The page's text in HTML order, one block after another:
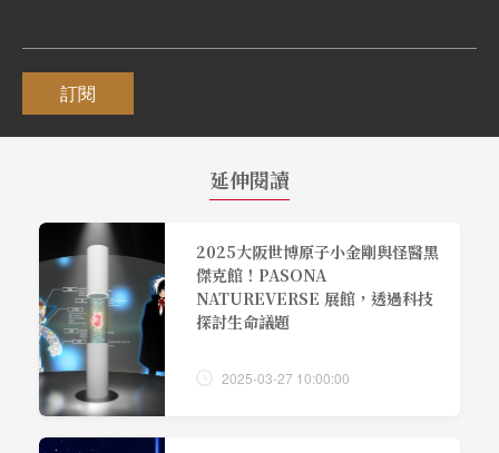
訂閱
延伸閱讀
2025大阪世博原子小金剛與怪醫黑
傑克館！PASONA
NATUREVERSE 展館，透過科技
探討生命議題
2025-03-27 10:00:00